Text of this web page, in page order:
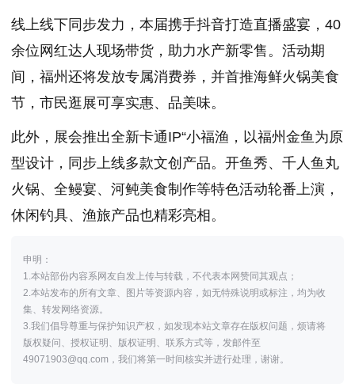
线上线下同步发力，本届携手抖音打造直播盛宴，40
余位网红达人现场带货，助力水产新零售。活动期
间，福州还将发放专属消费券，并首推海鲜火锅美食
节，市民逛展可享实惠、品美味。
此外，展会推出全新卡通IP“小福渔，以福州金鱼为原
型设计，同步上线多款文创产品。开鱼秀、千人鱼丸
火锅、全鳗宴、河鲀美食制作等特色活动轮番上演，
休闲钓具、渔旅产品也精彩亮相。
申明：
1.本站部份内容系网友自发上传与转载，不代表本网赞同其观点；
2.本站发布的所有文章、图片等资源内容，如无特殊说明或标注，均为收
集、转发网络资源。
3.我们倡导尊重与保护知识产权，如发现本站文章存在版权问题，烦请将
版权疑问、授权证明、版权证明、联系方式等，发邮件至
49071903@qq.com，我们将第一时间核实并进行处理，谢谢。